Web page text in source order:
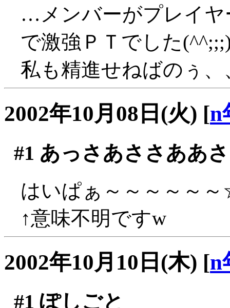
…メンバーがプレイヤ
で激強ＰＴでした
私も精進せねばのぅ、
2002年10月08日(火) [n
#1 あっさあささああ
はいぱぁ～～～～～
↑意味不明ですw
2002年10月10日(木) [n
#1 ぽしごと